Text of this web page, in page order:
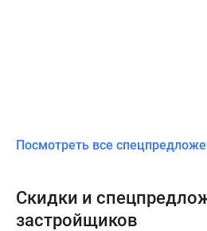
Посмотреть все
Скидки и
застройщиков